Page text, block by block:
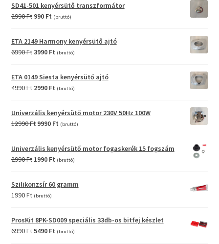
SD41-501 kenyérsütő transzformátor
2990Ft Original
was:
2990 Ft.
990 FtCurrent
990 Ft.
(bruttó)
ETA 2149 Harmony kenyérsütő ajtó
6990FtOriginal
was:
6990 Ft.
3990 FtCurrent
is:
3990 Ft.
(bruttó)
ETA 0149 Siesta kenyérsütő ajtó
4990Ft Original
was:
4990 Ft.
2990 FtCurrent
2990 Ft.
(bruttó)
Univerzális kenyérsütő motor 230V 50Hz 100W
12990Ft Original
was:
12990 Ft.
9990 FtCurrent
is:
9990 Ft.
(bruttó)
Univerzális kenyérsütő motor fogaskerék 15 fogszám
2990Ft Original
was:
1990 FtCurrent
is:
1990 Ft.
(bruttó)
Szilikonzsír 60 gramm
1990Ft (bruttó)
ProsKit 8PK-SD009 speciális 33db-os bitfej készlet
6990FtOriginal
5490 FtCurrent
(bruttó)